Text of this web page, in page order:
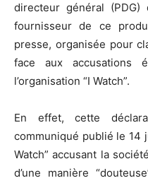
directeur général (PDG)
fournisseur de ce
presse, organisée pour
face aux accusations
l’organisation “I Watch”.
En effet, cette
communiqué publié le 14
Watch” accusant la
d’une manière